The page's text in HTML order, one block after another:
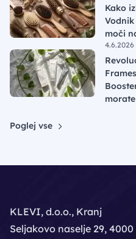
Kako
moči
4.6.2026
Poglej vse
KLEVI, d.o.o., Kranj
Seljakovo naselje 29,